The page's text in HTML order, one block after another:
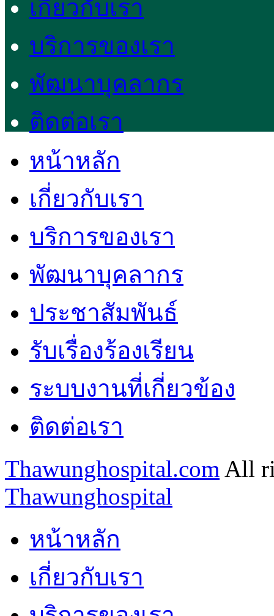
เกี่ยวกับเรา
บริการของเรา
พัฒนาบุคลากร
ติดต่อเรา
หน้าหลัก
เกี่ยวกับเรา
บริการของเรา
พัฒนาบุคลากร
ประชาสัมพันธ์
รับเรื่องร้องเรียน
ระบบงานที่เกี่ยวข้อง
ติดต่อเรา
Thawunghospital.com All
Thawunghospital
หน้าหลัก
เกี่ยวกับเรา